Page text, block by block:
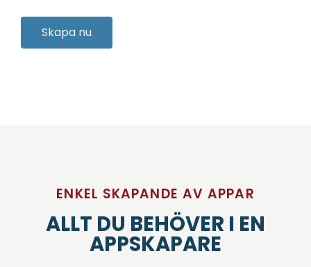
Skapa nu
ENKEL SKAPANDE AV APPAR
ALLT DU BEHÖVER I EN
APPSKAPARE